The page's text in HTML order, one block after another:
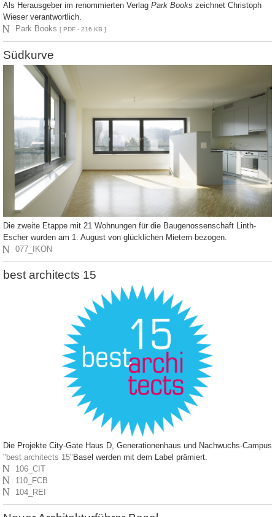
Als Herausgeber im renommierten Verlag Park Books zeichnet Christoph
Wieser verantwortlich.
N Park Books[ PDF - 216 KB ]
Südkurve
Die zweite Etappe mit 21 Wohnungen für die Baugenossenschaft Linth-
Escher wurden am 1. August von glücklichen Mietern bezogen.
N 077_IKON
best architects 15
Die Projekte City-Gate Haus D, Generationenhaus und Nachwuchs-Campus
Basel werden mit dem Label
"best architects 15" prämiert.
N 106_CIT
N 110_FCB
N 104_REI